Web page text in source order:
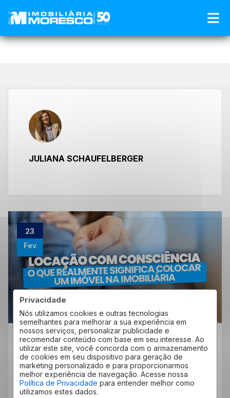
Início»Blog»Arquivos para Juliana Schaufelberger
Privacidade
Nós utilizamos cookies e outras tecnologias
semelhantes para melhorar a sua experiência em
nossos serviços, personalizar publicidade e
recomendar conteúdo com base em seu interesse. Ao
utilizar este site, você concorda com o armazenamento
de cookies em seu dispositivo para geração de
marketing personalizado e para proporcionarmos
melhor experiência de navegação. Acesse nossa
Política de Privacidade para entender melhor como
utilizamos estes dados.
JULIANA SCHAUFELBERGER
23
Fev
Quero Alugar Quero Anunciar
Gestão De Locação De Imóveis:
Entenda O Verdadeiro Papel Da
Imobiliária